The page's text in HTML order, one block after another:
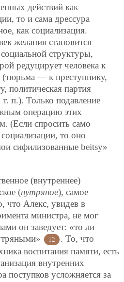
действий как
то и сама дрессура
как социализация.
желания становится
структуры,
редуцирует человека к
(тюрьма — к преступнику,
политическая партия
п.). Только подавление
операцию этих
(Если спросить само
то оно
сифилизованные beitsy»
(внутреннее)
(нутряное), самое
что Алекс, увидев в
министра, не мог
он заведует: «то ли
12
. То, что
воспитания памяти, есть
внутренних
поступков усложняется за